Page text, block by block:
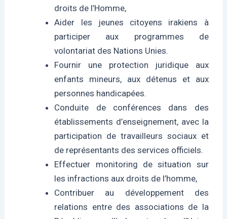
droits de l’Homme,
Aider les jeunes citoyens irakiens à
participer aux programmes de
volontariat des Nations Unies.
Fournir une protection juridique aux
enfants mineurs, aux détenus et aux
personnes handicapées.
Conduite de conférences dans des
établissements d’enseignement, avec la
participation de travailleurs sociaux et
de représentants des services officiels.
Effectuer monitoring de situation sur
les infractions aux droits de l’homme,
Contribuer au développement des
relations entre des associations de la